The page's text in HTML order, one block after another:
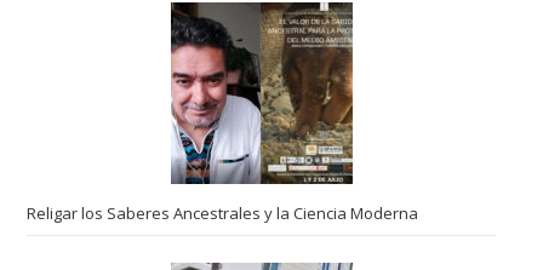
Religar los Saberes Ancestrales y la Ciencia Moderna